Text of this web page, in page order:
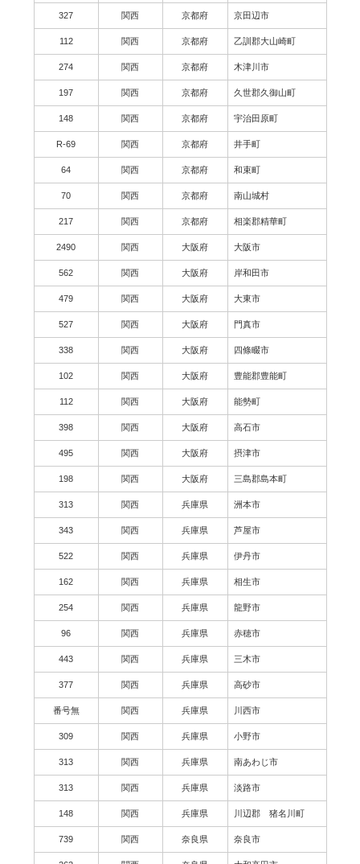
327 関西 京都府 京田辺市
112 関西 京都府 乙訓郡大山崎町
274 関西 京都府 木津川市
197 関西 京都府 久世郡久御山町
148 関西 京都府 宇治田原町
R-69 関西 京都府 井手町
64 関西 京都府 和束町
70 関西 京都府 南山城村
217 関西 京都府 相楽郡精華町
2490 関西 大阪府 大阪市
562 関西 大阪府 岸和田市
479 関西 大阪府 大東市
527 関西 大阪府 門真市
338 関西 大阪府 四條畷市
102 関西 大阪府 豊能郡豊能町
112 関西 大阪府 能勢町
398 関西 大阪府 高石市
495 関西 大阪府 摂津市
198 関西 大阪府 三島郡島本町
313 関西 兵庫県 洲本市
343 関西 兵庫県 芦屋市
522 関西 兵庫県 伊丹市
162 関西 兵庫県 相生市
254 関西 兵庫県 龍野市
96 関西 兵庫県 赤穂市
443 関西 兵庫県 三木市
377 関西 兵庫県 高砂市
番号無 関西 兵庫県 川西市
309 関西 兵庫県 小野市
313 関西 兵庫県 南あわじ市
313 関西 兵庫県 淡路市
148 関西 兵庫県 川辺郡 猪名川町
739 関西 奈良県 奈良市